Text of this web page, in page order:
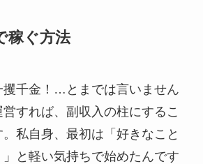
稼ぐ方法
攫千金！…とまでは言いません
すれば、副収入の柱にするこ
私自身、最初は「好きなこと
と軽い気持ちで始めたんです